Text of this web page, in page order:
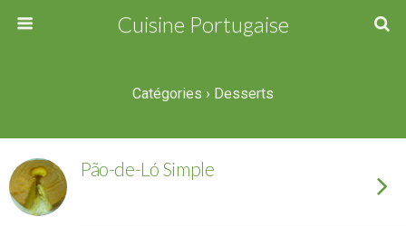
Cuisine Portugaise
Catégories › Desserts
Pão-de-Ló Simple